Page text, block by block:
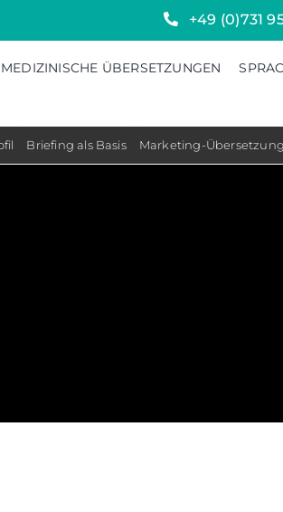
+49 (0)731
MEDIZINISCHE ÜBERSETZUNGEN
Briefing als Basis Marketing-Übersetzung